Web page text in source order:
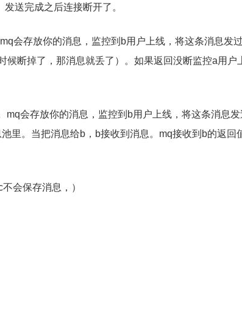
送完成之后连接断开了。
会存放你的消息，监控到b用户上线，将这条消息发
断掉了，那消息就丢了）。如果返回没断监控a用户
会存放你的消息，监控到b用户上线，将这条消息发
里。当把消息给b，b接收到消息。mq接收到b的返回
会保存消息，）